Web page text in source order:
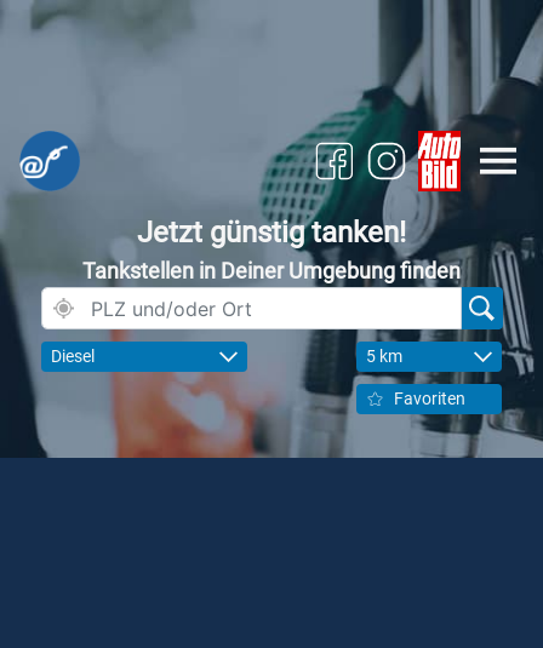
Jetzt günstig tanken!
Tankstellen in Deiner Umgebung finden
Diesel 5 km
Favoriten